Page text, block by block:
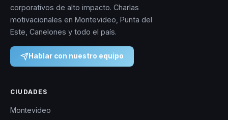
corporativos de alto impacto. Charlas
motivacionales en Montevideo, Punta del
Este, Canelones y todo el país.
Hablar con nuestro equipo
CIUDADES
Montevideo